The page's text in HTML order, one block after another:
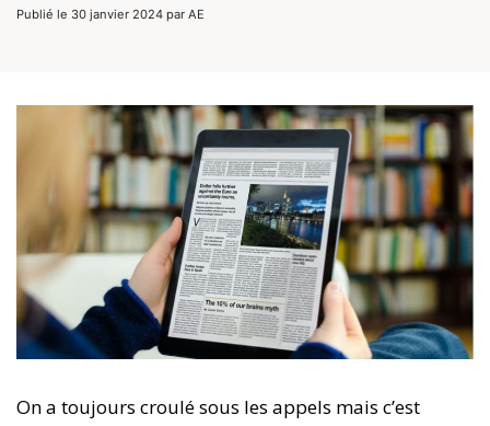
Publié le 30 janvier 2024 par AE
On a toujours croulé sous les appels mais c’est